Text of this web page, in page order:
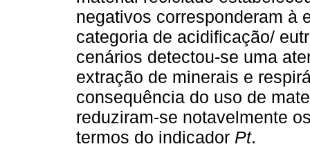
negativos corresponderam à
categoria de acidificação/
cenários detectou-se uma
extração de minerais e
consequência do uso de
reduziram-se notavelmente
termos do indicador Pt.